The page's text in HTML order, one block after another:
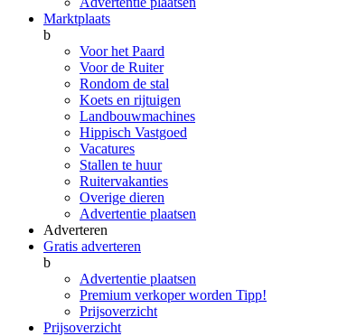
Marktplaats
b
Voor het Paard
Voor de Ruiter
Rondom de stal
Koets en rijtuigen
Landbouwmachines
Hippisch Vastgoed
Vacatures
Stallen te huur
Ruitervakanties
Overige dieren
Advertentie plaatsen
Adverteren
Gratis adverteren
b
Advertentie plaatsen
Premium verkoper worden Tipp!
Prijsoverzicht
Prijsoverzicht